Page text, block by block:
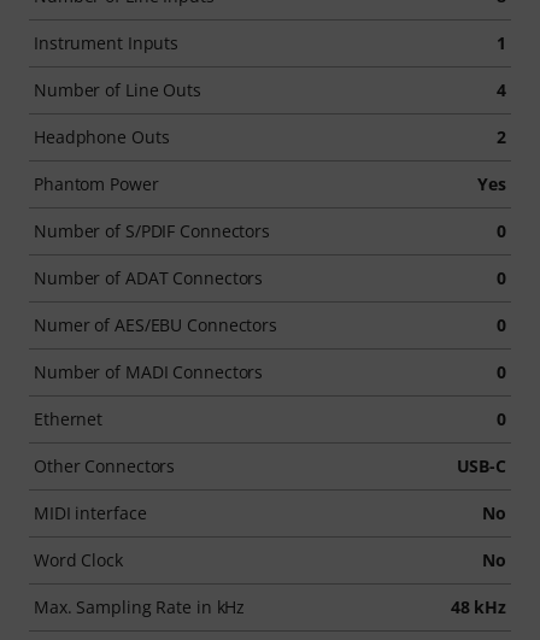
Instrument Inputs 1
Number of Line Outs 4
Headphone Outs 2
Phantom Power Yes
Number of S/PDIF Connectors 0
Number of ADAT Connectors 0
Numer of AES/EBU Connectors 0
Number of MADI Connectors 0
Ethernet 0
Other Connectors USB-C
MIDI interface No
Word Clock No
Max. Sampling Rate in kHz 48 kHz